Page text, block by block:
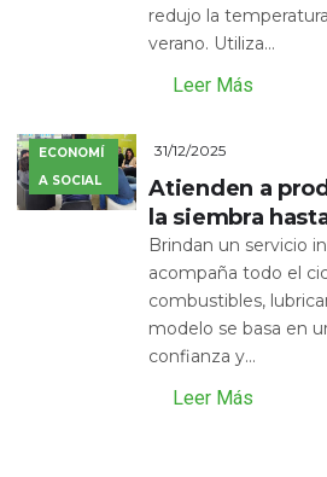
redujo la
verano. Utiliza...
Leer Más
ECONOMÍ
A SOCIAL
31/12/2025
Atienden a
la siembra
Brindan un servicio
acompaña todo el
combustibles,
modelo se basa en
confianza y...
Leer Más